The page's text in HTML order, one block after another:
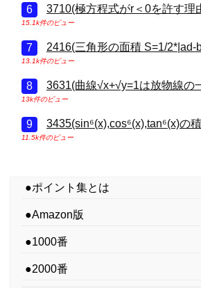
3710(極方程式がr＜0を許す理
15.1k件のビュー
2416(三角形の面積 S=1/2*|ad-
13.1k件のビュー
3631(曲線√x+√y=1は放物線の
13k件のビュー
3435(sin⁶(x),cos⁶(x),tan⁶(x)の
11.5k件のビュー
●ポイント集とは
●Amazon版
●1000番
●2000番